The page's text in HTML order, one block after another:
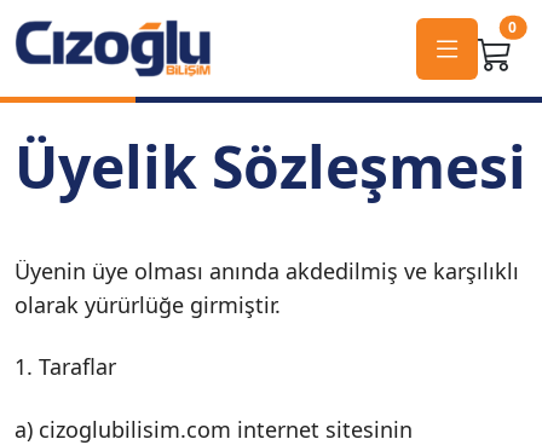
0
Üyelik Sözleşmesi
Üyenin üye olması anında akdedilmiş ve karşılıklı
olarak yürürlüğe girmiştir.
1. Taraflar
a) cizoglubilisim.com internet sitesinin